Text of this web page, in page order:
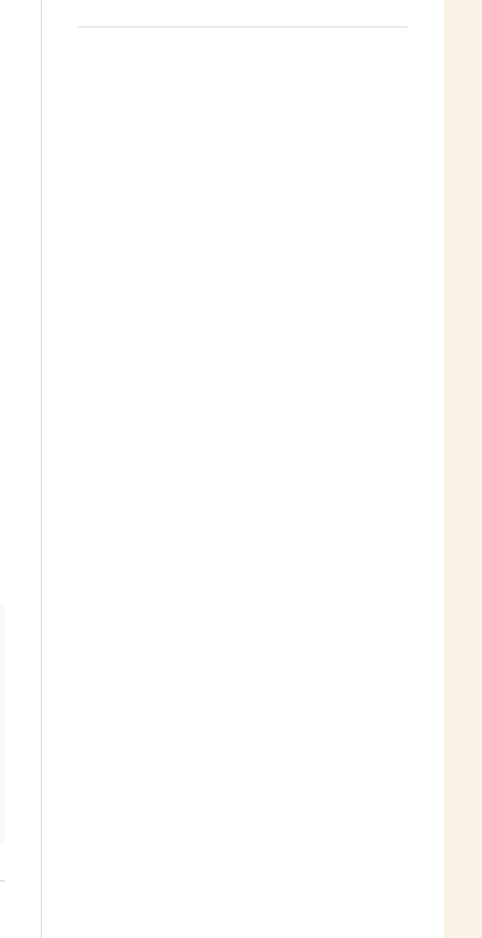
探索传统文化之美